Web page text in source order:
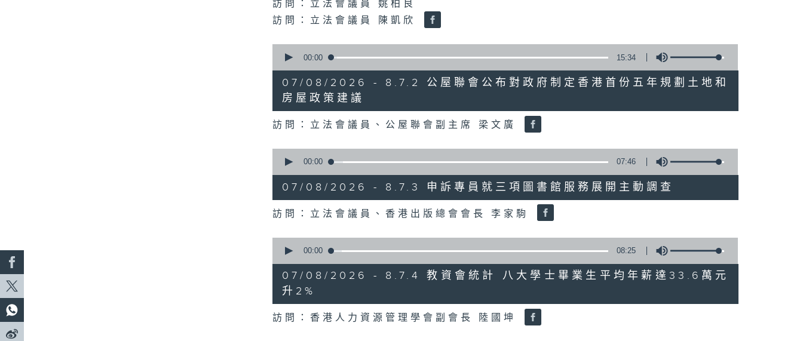
訪問：立法會議員 姚柏良
訪問：立法會議員 陳凱欣
seconds
15
minutes,
34
secondsVolume
00:00 15:34
07/08/2026 - 8.7.2 公屋聯會公布對政府制定香港首份五年規劃土地和
房屋政策建議
訪問：立法會議員、公屋聯會副主席 梁文廣
seconds
minutes,
46
secondsVolume
90%
00:00 07:46
07/08/2026 - 8.7.3 申訴專員就三項圖書館服務展開主動調查
訪問：立法會議員、香港出版總會會長 李家駒
seconds
minutes,
25
seconds
00:00 08:25
07/08/2026 - 8.7.4 教資會統計 八大學士畢業生平均年薪達33.6萬元
升2%
訪問：香港人力資源管理學會副會長 陸國坤